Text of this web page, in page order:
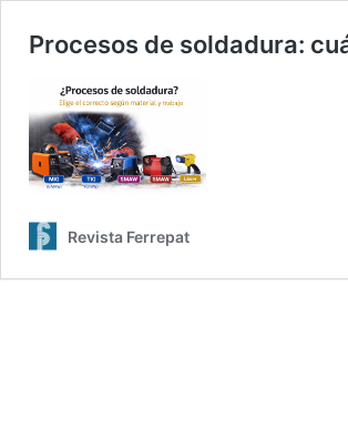
Procesos de soldadura:
Revista Ferrepat